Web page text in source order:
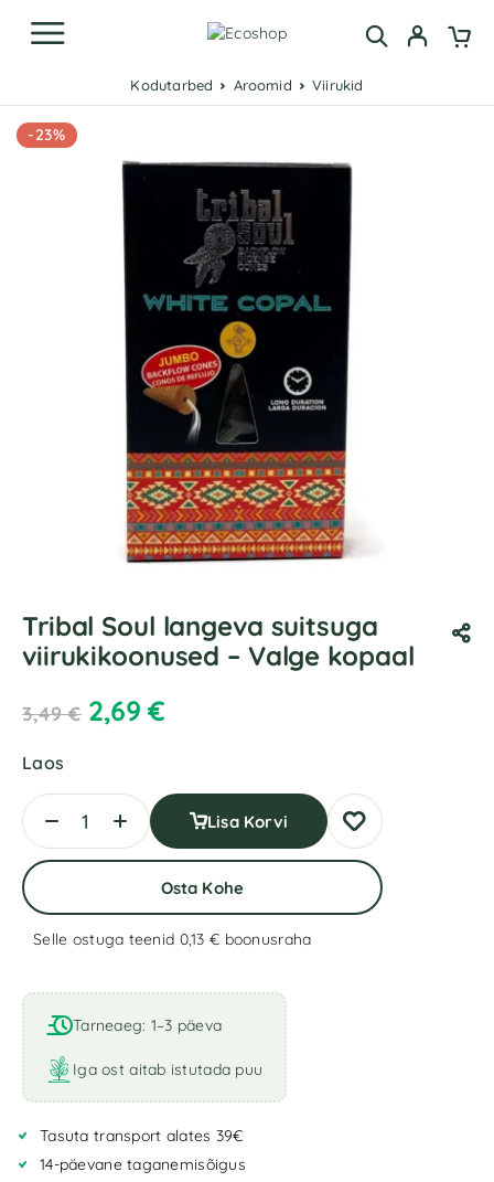
Kodutarbed Aroomid Viirukid
-23%
Tribal Soul langeva suitsuga
viirukikoonused – Valge kopaal
3,49€ 2,69€
Laos
Lisa Korvi
Osta Kohe
Selle ostuga teenid 0,13 € boonusraha
l
t
e
r
n
t
i
Tarneaeg: 1–3 päeva
Iga ost aitab istutada puu
Tasuta transport alates 39€
14-päevane taganemisõigus